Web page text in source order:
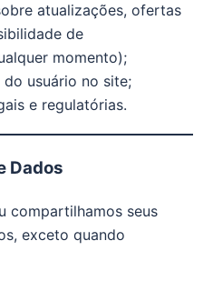
atualizações, ofertas
de
momento);
usuário no site;
e regulatórias.
Dados
compartilhamos seus
exceto quando